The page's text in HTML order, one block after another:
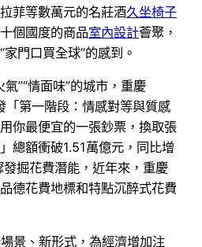
菲等數萬元的名莊酒久坐椅子
個國度的商品室內設計薈聚，
門口買全球”的感到。
”“情面味”的城市，重慶
第一階段：情感對等與質感
你最便宜的一張鈔票，換取張
總額衝破1.51萬億元，同比增
掘花費潛能，近年來，重慶
德花費地標和特點沉醉式花費
景、新形式，為經濟增加注